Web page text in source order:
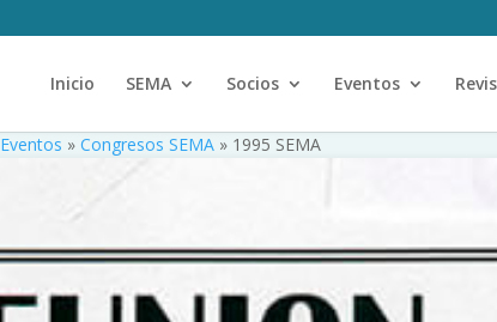
Inicio SEMA Socios Eventos
Eventos » Congresos SEMA »1995 SEMA